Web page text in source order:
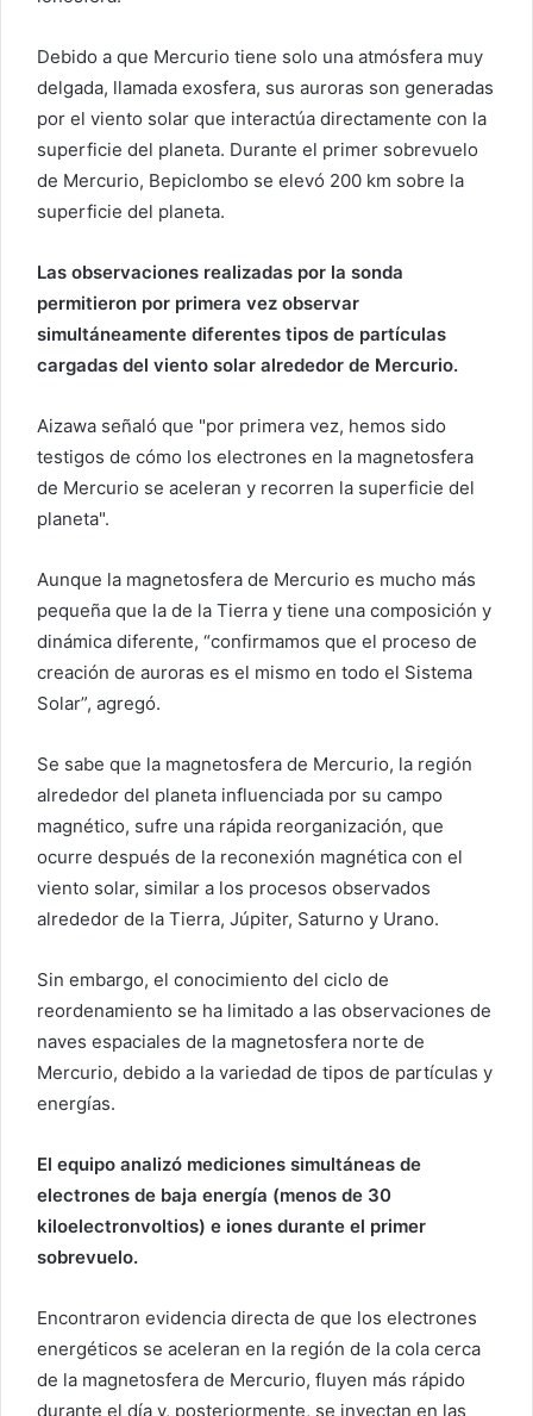
Debido a que Mercurio tiene solo una atmósfera muy
delgada, llamada exosfera, sus auroras son generadas
por el viento solar que interactúa directamente con la
superficie del planeta. Durante el primer sobrevuelo
de Mercurio, Bepiclombo se elevó 200 km sobre la
superficie del planeta.
Las observaciones realizadas por la sonda
permitieron por primera vez observar
simultáneamente diferentes tipos de partículas
cargadas del viento solar alrededor de Mercurio.
Aizawa señaló que "por primera vez, hemos sido
testigos de cómo los electrones en la magnetosfera
de Mercurio se aceleran y recorren la superficie del
planeta".
Aunque la magnetosfera de Mercurio es mucho más
pequeña que la de la Tierra y tiene una composición y
dinámica diferente, “confirmamos que el proceso de
creación de auroras es el mismo en todo el Sistema
Solar”, agregó.
Se sabe que la magnetosfera de Mercurio, la región
alrededor del planeta influenciada por su campo
magnético, sufre una rápida reorganización, que
ocurre después de la reconexión magnética con el
viento solar, similar a los procesos observados
alrededor de la Tierra, Júpiter, Saturno y Urano.
Sin embargo, el conocimiento del ciclo de
reordenamiento se ha limitado a las observaciones de
naves espaciales de la magnetosfera norte de
Mercurio, debido a la variedad de tipos de partículas y
energías.
El equipo analizó mediciones simultáneas de
electrones de baja energía (menos de 30
kiloelectronvoltios) e iones durante el primer
sobrevuelo.
Encontraron evidencia directa de que los electrones
energéticos se aceleran en la región de la cola cerca
de la magnetosfera de Mercurio, fluyen más rápido
durante el día y, posteriormente, se inyectan en las